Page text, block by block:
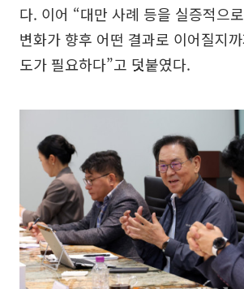
다. 이어 “대만 사례 등을 실증적으
변화가 향후 어떤 결과로 이어질지
도가 필요하다”고 덧붙였다.